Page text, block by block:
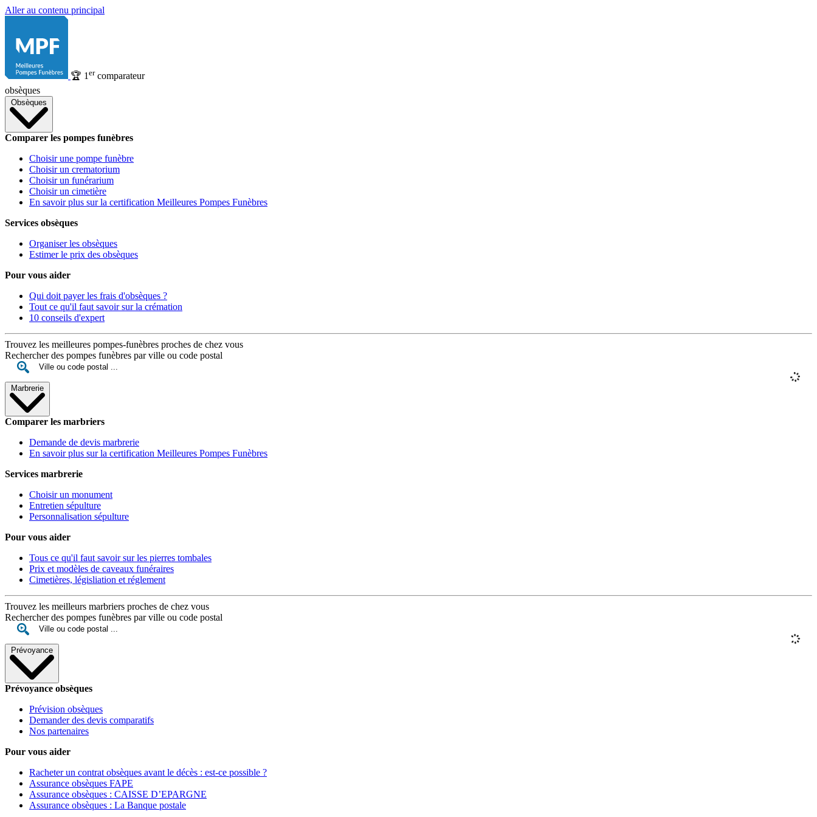
Aller au contenu principal
🏆 1 ercomparateur
obsèques
Obsèques
Comparer les pompes funèbres
Choisir une pompe funèbre
Choisir un crematorium
Choisir un funérarium
Choisir un cimetière
En savoir plus sur la certification Meilleures Pompes Funèbres
Services obsèques
Organiser les obsèques
Estimer le prix des obsèques
Pour vous aider
Qui doit payer les frais d'obsèques ?
Tout ce qu'il faut savoir sur la crémation
10 conseils d'expert
Trouvez les meilleures pompes-funèbres proches de chez vous
Rechercher des pompes funèbres par ville ou code postal
Marbrerie
Comparer les marbriers
Demande de devis marbrerie
En savoir plus sur la certification Meilleures Pompes Funèbres
Services marbrerie
Choisir un monument
Entretien sépulture
Personnalisation sépulture
Pour vous aider
Tous ce qu'il faut savoir sur les pierres tombales
Prix et modèles de caveaux funéraires
Cimetières, législiation et réglement
Trouvez les meilleurs marbriers proches de chez vous
Rechercher des pompes funèbres par ville ou code postal
Prévoyance
Prévoyance obsèques
Prévision obsèques
Demander des devis comparatifs
Nos partenaires
Pour vous aider
Racheter un contrat obsèques avant le décès : est-ce possible ?
Assurance obsèques FAPE
Assurance obsèques : CAISSE D’EPARGNE
Assurance obsèques : La Banque postale